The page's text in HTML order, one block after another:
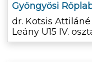
Gyöngyösi
dr. Kotsis Attiláné
Leány U15 IV.